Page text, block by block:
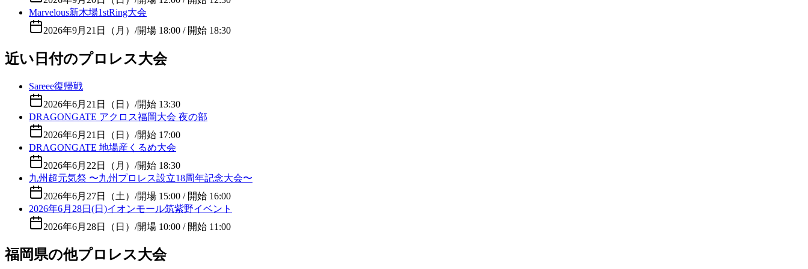
Marvelous新木場1stRing大会
2026年9月21日（月） /開場 18:00 / 開始 18:30
近い日付のプロレス大会
Sareee復帰戦
2026年6月21日（日） /開始 13:30
DRAGONGATE アクロス福岡大会 夜の部
2026年6月21日（日） /開始 17:00
DRAGONGATE 地場産くるめ大会
2026年6月22日（月） /開始 18:30
九州超元気祭 〜九州プロレス設立18周年記念大会〜
2026年6月27日（土） /開場 15:00 / 開始 16:00
2026年6月28日(日)イオンモール筑紫野イベント
2026年6月28日（日） /開場 10:00 / 開始 11:00
福岡県の他プロレス大会